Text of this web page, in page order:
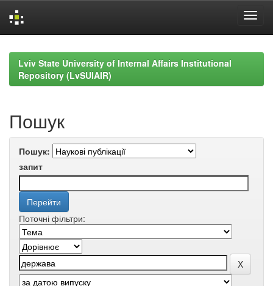
navigationLviv State University of Internal Affairs Institutional
Repository (LvSUIAIR)
Пошук
Пошук:
запит
Поточні фільтри: